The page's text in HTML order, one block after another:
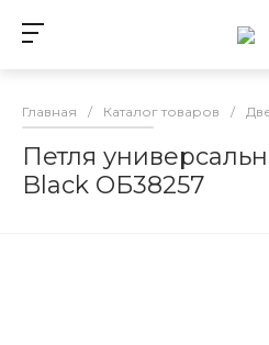
Главная / Каталог товаров /
Петля
Black ОБ38257